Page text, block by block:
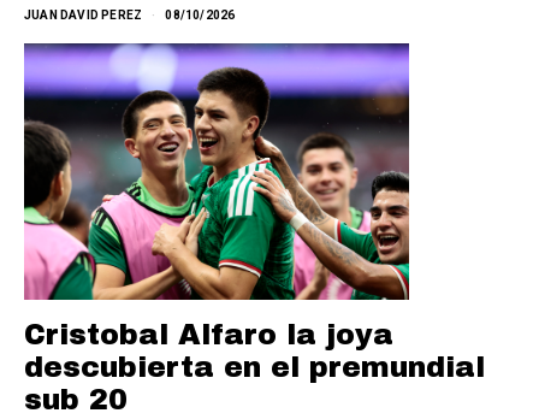
JUAN DAVID PEREZ 08/10/2026
Cristobal Alfaro la joya
descubierta en el premundial
sub 20